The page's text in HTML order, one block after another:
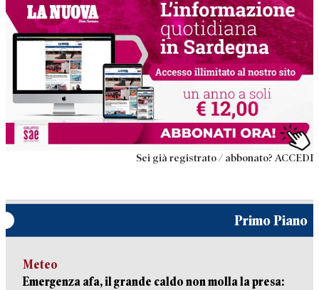
Sei già registrato / abbonato? ACCEDI
Primo Piano
Meteo
Emergenza afa, il grande caldo non molla la presa: